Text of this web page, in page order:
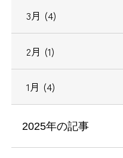
3月 (4)
2月 (1)
1月 (4)
2025年の記事